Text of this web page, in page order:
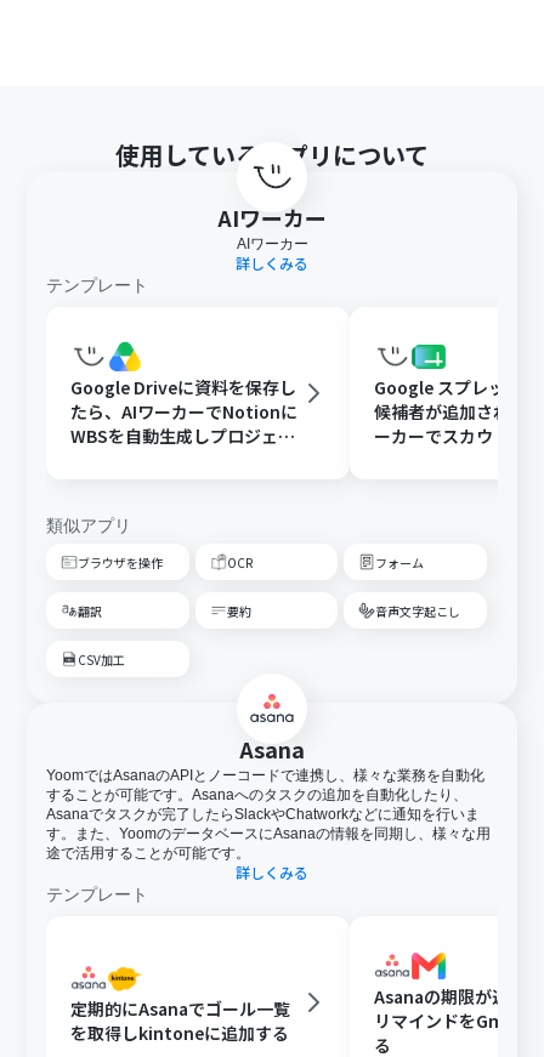
使用しているアプリについて
AIワーカー
AIワーカー
詳しくみる
テンプレート
Google Driveに資料を保存し
たら、AIワーカーでNotionに
WBSを自動生成しプロジェク
Google スプレッドシ
候補者が追加された
ーカーでスカウト文
類似アプリ
ブラウザを操作 OCR フォーム
翻訳 要約 音声文字起こし
CSV加工
Asana
YoomではAsanaのAPIとノーコードで連携し、様々な業務を自動化
することが可能です。Asanaへのタスクの追加を自動化したり、
Asanaでタスクが完了したらSlackやChatworkなどに通知を行いま
す。また、YoomのデータベースにAsanaの情報を同期し、様々な用
途で活用することが可能です。
詳しくみる
テンプレート
定期的にAsanaでゴール一覧
を取得しkintoneに追加する
Asanaの期限が近い
リマインドをGmail
る